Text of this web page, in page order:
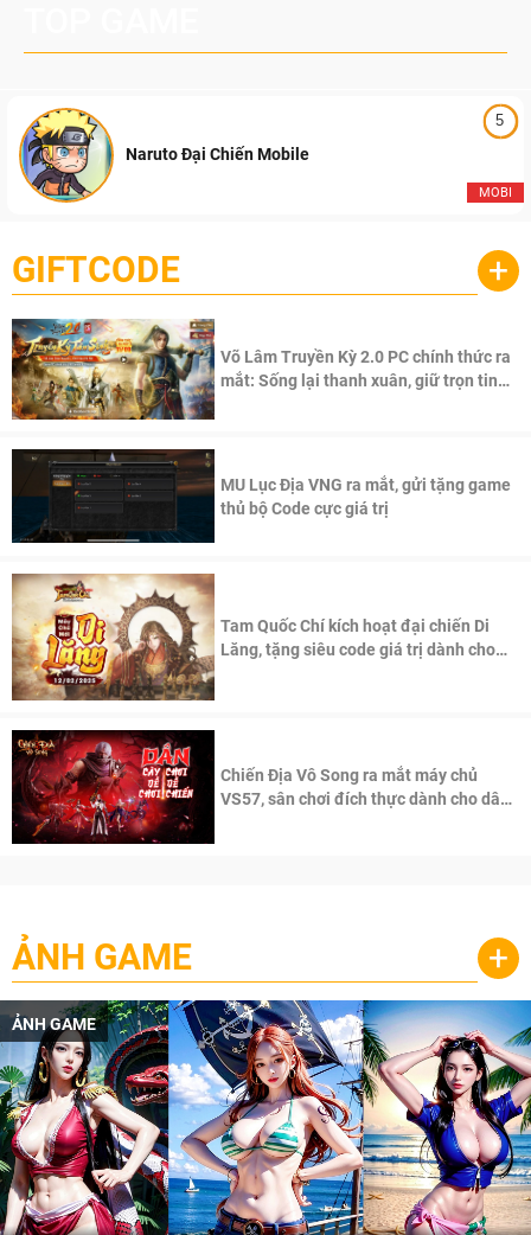
5
MOBI
Naruto Đại Chiến Mobile
GIFTCODE +
Võ Lâm Truyền Kỳ 2.0 PC chính thức ra
mắt: Sống lại thanh xuân, giữ trọn tinh
MU Lục Địa VNG ra mắt, gửi tặng game
thủ bộ Code cực giá trị
Tam Quốc Chí kích hoạt đại chiến Di
Lăng, tặng siêu code giá trị dành cho
Chiến Địa Vô Song ra mắt máy chủ
VS57, sân chơi đích thực dành cho dân
ẢNH GAME +
ẢNH GAME